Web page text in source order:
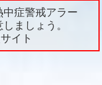
症警戒アラー
ましょう。
イト